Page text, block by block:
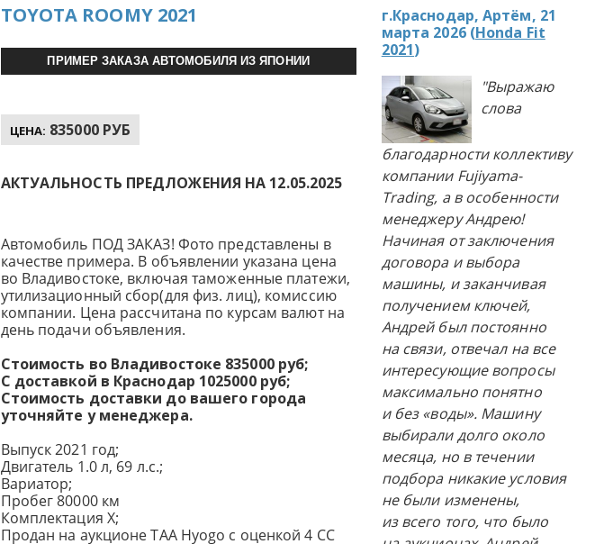
TOYOTA ROOMY 2021
ПРИМЕР ЗАКАЗА АВТОМОБИЛЯ ИЗ ЯПОНИИ
ЦЕНА: 835000 РУБ
АКТУАЛЬНОСТЬ ПРЕДЛОЖЕНИЯ НА 12.05.2025
Автомобиль ПОД ЗАКАЗ! Фото представлены в
качестве примера. В объявлении указана цена
во Владивостоке, включая таможенные платежи,
утилизационный сбор(для физ. лиц), комиссию
компании. Цена рассчитана по курсам валют на
день подачи объявления.
Стоимость во Владивостоке 835000 руб;
С доставкой в Краснодар 1025000 руб;
Стоимость доставки до вашего города
уточняйте у менеджера.
Выпуск 2021 год;
Двигатель 1.0 л, 69 л.с.;
Вариатор;
Пробег 80000 км
Комплектация X;
Продан на аукционе TAA Hyogo с оценкой 4 CC
г.Краснодар, Артём, 21
марта 2026 (Honda Fit
2021)
"Выражаю
слова
благодарности коллективу
компании Fujiyama-
Trading, а в особенности
менеджеру Андрею!
Начиная от заключения
договора и выбора
машины, и заканчивая
получением ключей,
Андрей был постоянно
на связи, отвечал на все
интересующие вопросы
максимально понятно
и без «воды». Машину
выбирали долго около
месяца, но в течении
подбора никакие условия
не были изменены,
из всего того, что было